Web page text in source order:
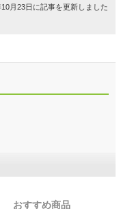
月23日に記事を更新しました
おすすめ商品